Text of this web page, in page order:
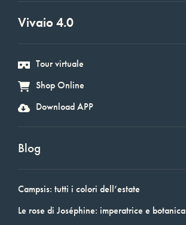
Vivaio 4.0
Tour virtuale
Shop Online
Download APP
Blog
Campsis: tutti i colori dell’estate
Le rose di Joséphine: imperatrice e botanica